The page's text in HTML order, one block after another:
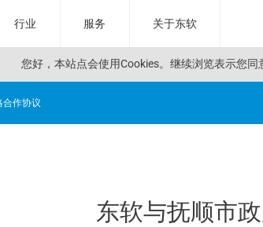
您好， 本站点会使用Cookies。 继续浏览表示您同
行业 服务 关于东软
合作协议
东软与抚顺市